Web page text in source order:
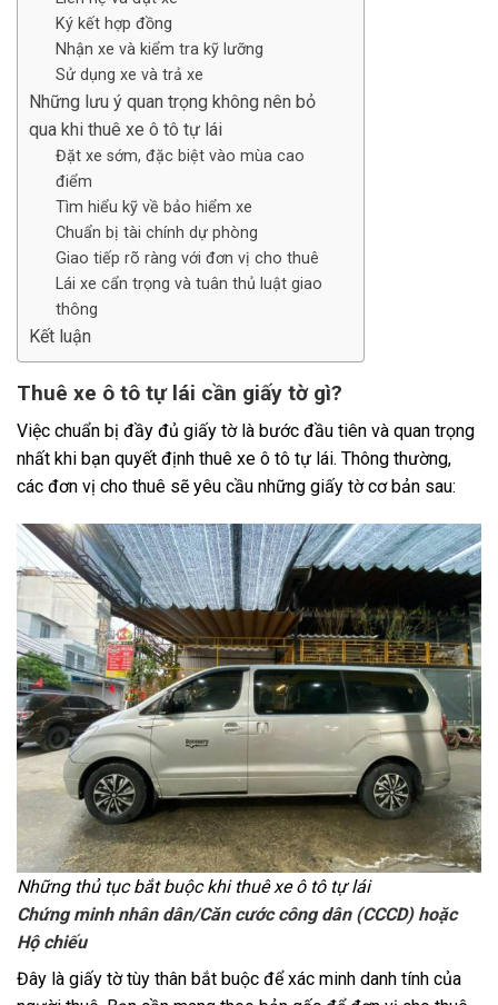
Ký kết hợp đồng
Nhận xe và kiểm tra kỹ lưỡng
Sử dụng xe và trả xe
Những lưu ý quan trọng không nên bỏ
qua khi thuê xe ô tô tự lái
Đặt xe sớm, đặc biệt vào mùa cao
điểm
Tìm hiểu kỹ về bảo hiểm xe
Chuẩn bị tài chính dự phòng
Giao tiếp rõ ràng với đơn vị cho thuê
Lái xe cẩn trọng và tuân thủ luật giao
thông
Kết luận
Thuê xe ô tô tự lái cần giấy tờ gì?
Việc chuẩn bị đầy đủ giấy tờ là bước đầu tiên và quan trọng
nhất khi bạn quyết định thuê xe ô tô tự lái. Thông thường,
các đơn vị cho thuê sẽ yêu cầu những giấy tờ cơ bản sau:
Những thủ tục bắt buộc khi thuê xe ô tô tự lái
Chứng minh nhân dân/Căn cước công dân (CCCD) hoặc
Hộ chiếu
Đây là giấy tờ tùy thân bắt buộc để xác minh danh tính của